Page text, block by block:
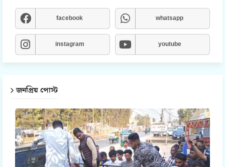
facebook whatsapp
instagram youtube
জনপ্রিয় পোস্ট